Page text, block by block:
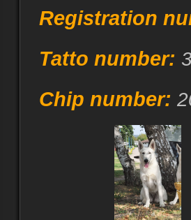
Registration
Tatto number:
Chip number: